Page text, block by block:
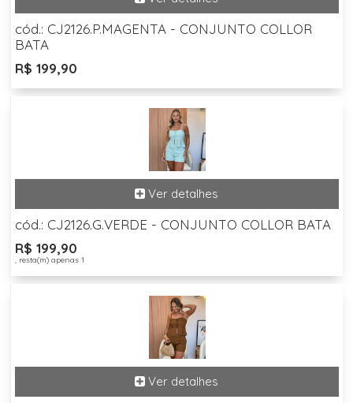
cód.: CJ2126.P.MAGENTA - CONJUNTO COLLOR
BATA
R$ 199,90
cód.: CJ2126.G.VERDE - CONJUNTO COLLOR BATA
R$ 199,90
, resta(m) apenas 1